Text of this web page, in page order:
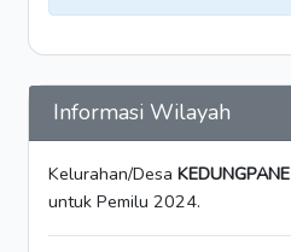
Informasi Wilayah
Kelurahan/Desa KEDUNGPANE
untuk Pemilu 2024.